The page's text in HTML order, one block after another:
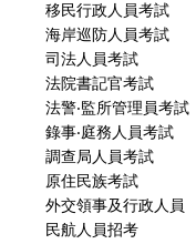
移民行政人員考試
海岸巡防人員考試
司法人員考試
法院書記官考試
法警‧監所管理員考試
錄事‧庭務人員考試
調查局人員考試
原住民族考試
外交領事及行政人員
民航人員招考